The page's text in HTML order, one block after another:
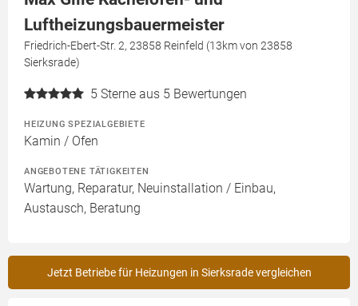
Luftheizungsbauermeister
Friedrich-Ebert-Str. 2, 23858 Reinfeld (13km von 23858
Sierksrade)
5 Sterne aus 5 Bewertungen
HEIZUNG SPEZIALGEBIETE
Kamin / Ofen
ANGEBOTENE TÄTIGKEITEN
Wartung, Reparatur, Neuinstallation / Einbau,
Austausch, Beratung
Jetzt Betriebe für Heizungen in Sierksrade vergleichen